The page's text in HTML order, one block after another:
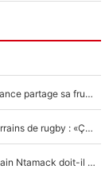
Mis de côté par Fabien Galthié, un joueur du XV de France partage sa frustration : «ils ne me l’ont pas dit tout de suite»
La raison d'être de Matthieu Jalibert en dehors des terrains de rugby : «Ça m'atteint autant que si tu touches à un membre de ma famille»
XV de France - Matthieu Jalibert a tout changé : Romain Ntamack doit-il s’inquiéter pour sa place à un an de la Coupe du monde ?